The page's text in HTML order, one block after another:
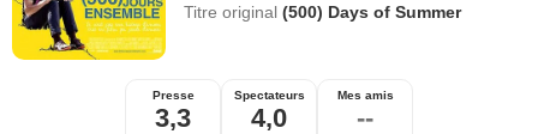
Titre original(500) Days of Summer
Presse
3,3
Spectateurs
4,0
Mes amis
--